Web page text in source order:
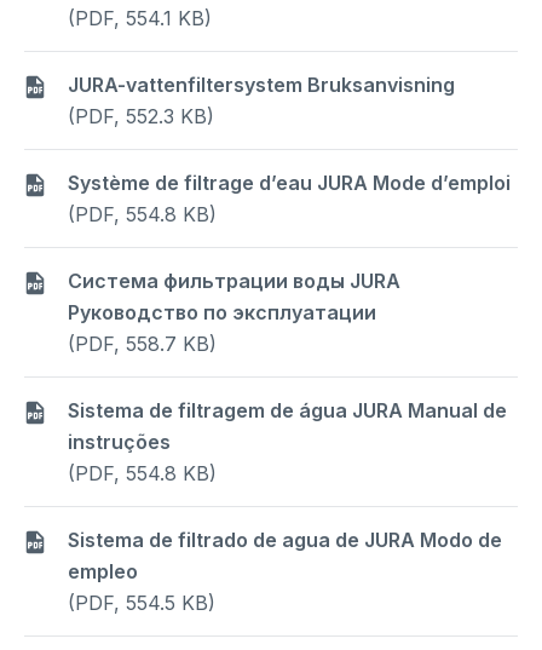
(PDF, 554.1 KB)
JURA-vattenfiltersystem Bruksanvisning
(PDF, 552.3 KB)
Système de filtrage d’eau JURA Mode d’emploi
(PDF, 554.8 KB)
Система фильтрации воды JURA
Руководство по эксплуатации
(PDF, 558.7 KB)
Sistema de filtragem de água JURA Manual de
instruções
(PDF, 554.8 KB)
Sistema de filtrado de agua de JURA Modo de
empleo
(PDF, 554.5 KB)